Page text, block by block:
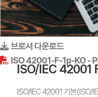
브로셔 다운로드
ISO 42001-F-1p-KO -
ISO/IEC 42001
ISO/IEC 42001 기본(ISO/